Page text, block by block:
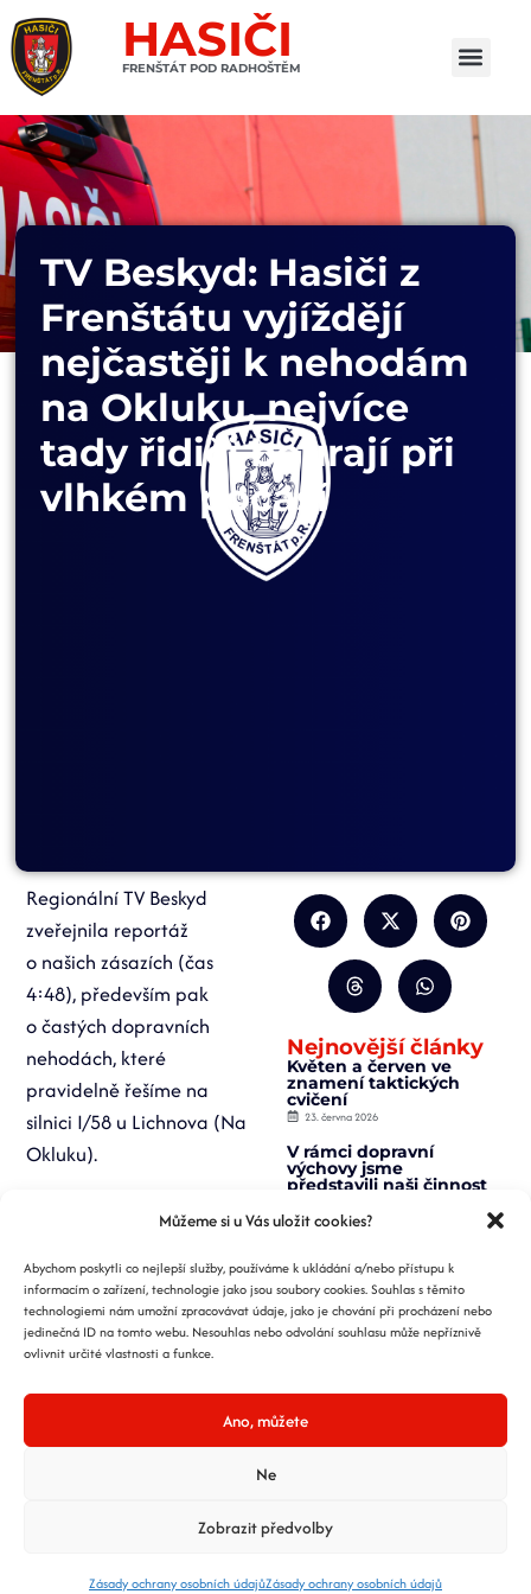
Můžeme si u Vás uložit cookies?
Abychom poskytli co nejlepší služby, používáme k ukládání a/nebo přístupu k
informacím o zařízení, technologie jako jsou soubory cookies. Souhlas s těmito
technologiemi nám umožní zpracovávat údaje, jako je chování při procházení nebo
jedinečná ID na tomto webu. Nesouhlas nebo odvolání souhlasu může nepříznivě
ovlivnit určité vlastnosti a funkce.
Ano, můžete
Ne
Zobrazit předvolby
Zásady ochrany osobních údajůZásady ochrany osobních údajů
HASIČI
FRENŠTÁT POD RADHOŠTĚM
TV Beskyd: Hasiči z
Frenštátu vyjíždějí
nejčastěji k nehodám
na Okluku, nejvíce
tady řidiči bourají při
vlhkém počasí
Regionální TV Beskyd
zveřejnila reportáž
o našich zásazích (čas
4:48), především pak
o častých dopravních
nehodách, které
pravidelně řešíme na
silnici I/58 u Lichnova (Na
Okluku).
Nejnovější články
Květen a červen ve
znamení taktických
cvičení
23. června 2026
V rámci dopravní
výchovy jsme
představili naši činnost
21. května 2026
hasiči se připojil opět
vysoký počet dárců
5. května 2026
Ve frenštátském
Opět můžete darovat
krev s hasiči ve
Radhoštěm